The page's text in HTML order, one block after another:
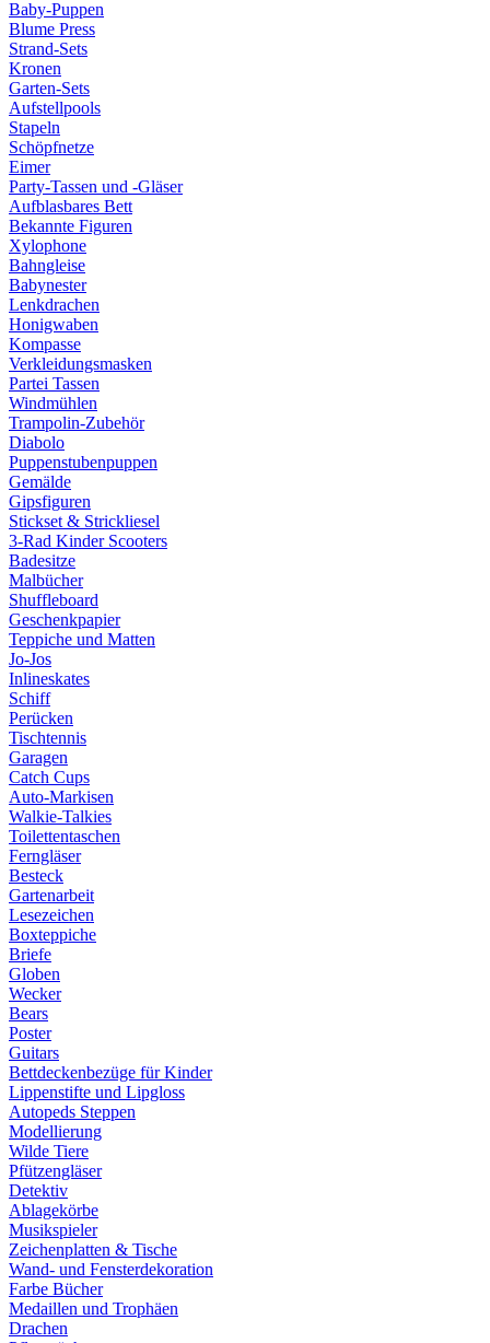
Baby-Puppen
Blume Press
Strand-Sets
Kronen
Garten-Sets
Aufstellpools
Stapeln
Schöpfnetze
Eimer
Party-Tassen und -Gläser
Aufblasbares Bett
Bekannte Figuren
Xylophone
Bahngleise
Babynester
Lenkdrachen
Honigwaben
Kompasse
Verkleidungsmasken
Partei Tassen
Windmühlen
Trampolin-Zubehör
Diabolo
Puppenstubenpuppen
Gemälde
Gipsfiguren
Stickset & Strickliesel
3-Rad Kinder Scooters
Badesitze
Malbücher
Shuffleboard
Geschenkpapier
Teppiche und Matten
Jo-Jos
Inlineskates
Schiff
Perücken
Tischtennis
Garagen
Catch Cups
Auto-Markisen
Walkie-Talkies
Toilettentaschen
Ferngläser
Besteck
Gartenarbeit
Lesezeichen
Boxteppiche
Briefe
Globen
Wecker
Bears
Poster
Guitars
Bettdeckenbezüge für Kinder
Lippenstifte und Lipgloss
Autopeds Steppen
Modellierung
Wilde Tiere
Pfützengläser
Detektiv
Ablagekörbe
Musikspieler
Zeichenplatten & Tische
Wand- und Fensterdekoration
Farbe Bücher
Medaillen und Trophäen
Drachen